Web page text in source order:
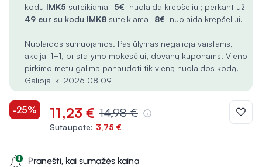
kodu IMK5 suteikiama -5€ nuolaida krepšeliui; perkant už
49 eur su kodu IMK8 suteikiama -8€ nuolaida krepšeliui.
Nuolaidos sumuojamos. Pasiūlymas negalioja vaistams,
akcijai 1+1, pristatymo mokesčiui, dovanų kuponams. Vieno
pirkimo metu galima panaudoti tik vieną nuolaidos kodą.
Galioja iki 2026 08 09
-25% 11,23 € 14,98 €
Sutaupote: 3,75 €
Pranešti, kai sumažės kaina